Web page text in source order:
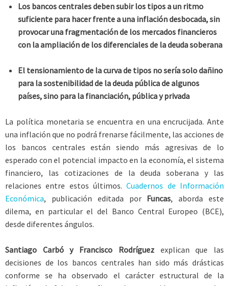
Los bancos centrales deben subir los tipos a un ritmo
suficiente para hacer frente a una inflación desbocada, sin
provocar una fragmentación de los mercados financieros
con la ampliación de los diferenciales de la deuda soberana
El tensionamiento de la curva de tipos no sería solo dañino
para la sostenibilidad de la deuda pública de algunos
países, sino para la financiación, pública y privada
La política monetaria se encuentra en una encrucijada. Ante
una inflación que no podrá frenarse fácilmente, las acciones de
los bancos centrales están siendo más agresivas de lo
esperado con el potencial impacto en la economía, el sistema
financiero, las cotizaciones de la deuda soberana y las
relaciones entre estos últimos.Cuadernos de Información
Económica, publicación editada por Funcas, aborda este
dilema, en particular el del Banco Central Europeo (BCE),
desde diferentes ángulos.
Santiago Carbó y Francisco Rodríguez explican que las
decisiones de los bancos centrales han sido más drásticas
conforme se ha observado el carácter estructural de la